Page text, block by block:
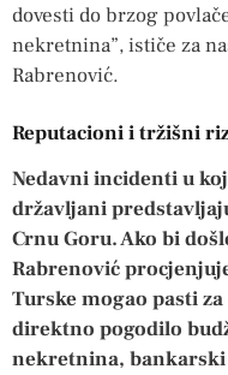
dovesti do brzog
nekretnina”, ističe za
Rabrenović.
Reputacioni i tržišni
Nedavni incidenti u
državljani
Crnu Goru. Ako bi
Rabrenović
Turske mogao pasti
direktno pogodilo
nekretnina,